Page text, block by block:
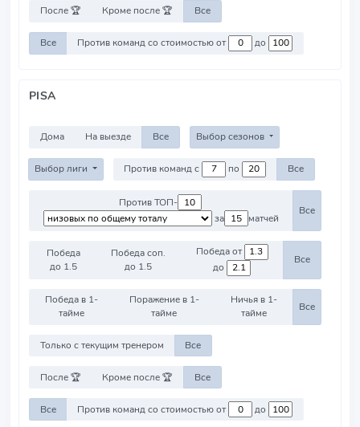
После 🏆 Кроме после 🏆 Все
Все Против команд со стоимостью от до
PISA
Дома На выезде Все Выбор сезонов
Выбор лиги Против команд с по Все
Против ТОП-
за
матчей
Все
Победа
до 1.5
Победа соп.
до 1.5
Победа от
до
Все
Победа в 1-
тайме
Поражение в 1-
тайме
Ничья в 1-
тайме
Все
Только с текущим тренером Все
После 🏆 Кроме после 🏆 Все
Все Против команд со стоимостью от до